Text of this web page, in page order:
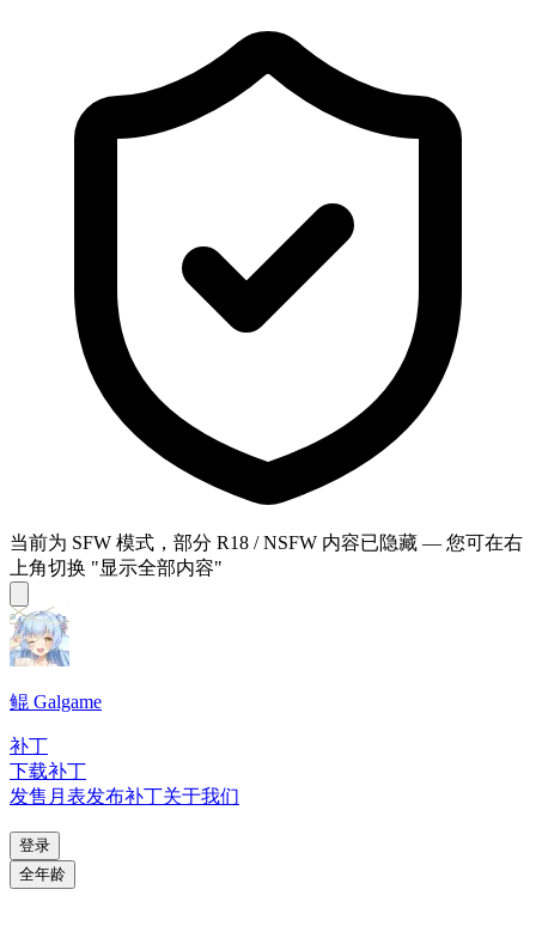
当前为 SFW 模式，部分 R18 / NSFW 内容已隐藏 — 您可在右
上角切换 "显示全部内容"
鲲 Galgame
补丁
下载补丁
发售月表发布补丁关于我们
登录
全年龄